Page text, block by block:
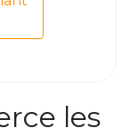
les